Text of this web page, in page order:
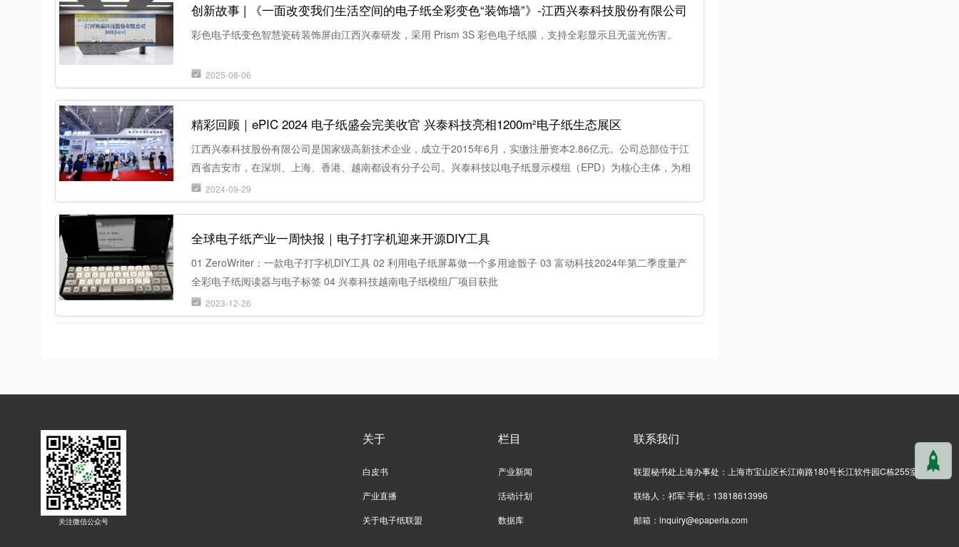
创新故事 | 《一面改变我们生活空间的电子纸全彩变色“装饰墙”》-江西兴泰科技股份有限公司
彩色电子纸变色智慧瓷砖装饰屏由江西兴泰研发，采用 Prism 3S 彩色电子纸膜，支持全彩显示且无蓝光伤害。
2025-08-06
精彩回顾｜ePIC 2024 电子纸盛会完美收官 兴泰科技亮相1200m²电子纸生态展区
江西兴泰科技股份有限公司是国家级高新技术企业，成立于2015年6月，实缴注册资本2.86亿元。公司总部位于江
西省吉安市，在深圳、上海、香港、越南都设有分子公司。兴泰科技以电子纸显示模组（EPD）为核心主体，为相
关垂直智慧物联应用生态链提供一站式服务。主营业务为研发、生产、销售电子纸显示模组，产品主要应用于电子
价签、阅读器、手写本等领域，覆盖智慧零售、智慧教育、智慧办公、智慧医疗、智慧物流、智慧工业、智慧交通
迭代升级，兴泰科技掌握了行业领先的电子纸显示模组相关核心技术，主导或参与制定了多项电子纸产业的国家标
准、行业标准与团体标准。兴泰科技以雄厚的技术实力、领先的行业技术、优良的产品品质和良好的成长业绩，助
力电子纸产业持续高速发展。
2024-09-29
全球电子纸产业一周快报｜电子打字机迎来开源DIY工具
01 ZeroWriter：一款电子打字机DIY工具 02 利用电子纸屏幕做一个多用途骰子 03 富动科技2024年第二季度量产
全彩电子纸阅读器与电子标签 04 兴泰科技越南电子纸模组厂项目获批
2023-12-26
关注微信公众号
关于
白皮书
产业直播
关于电子纸联盟
栏目
产业新闻
活动计划
数据库
联系我们
联盟秘书处上海办事处：上海市宝山区长江南路180号长江软件园C栋255室
联络人：祁军 手机：13818613996
邮箱： inquiry@epaperia.com